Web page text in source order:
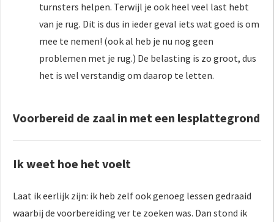
turnsters helpen. Terwijl je ook heel veel last hebt
van je rug. Dit is dus in ieder geval iets wat goed is om
mee te nemen! (ook al heb je nu nog geen
problemen met je rug.) De belasting is zo groot, dus
het is wel verstandig om daarop te letten.
Voorbereid de zaal in met een lesplattegrond
Ik weet hoe het voelt
Laat ik eerlijk zijn: ik heb zelf ook genoeg lessen gedraaid
waarbij de voorbereiding ver te zoeken was. Dan stond ik